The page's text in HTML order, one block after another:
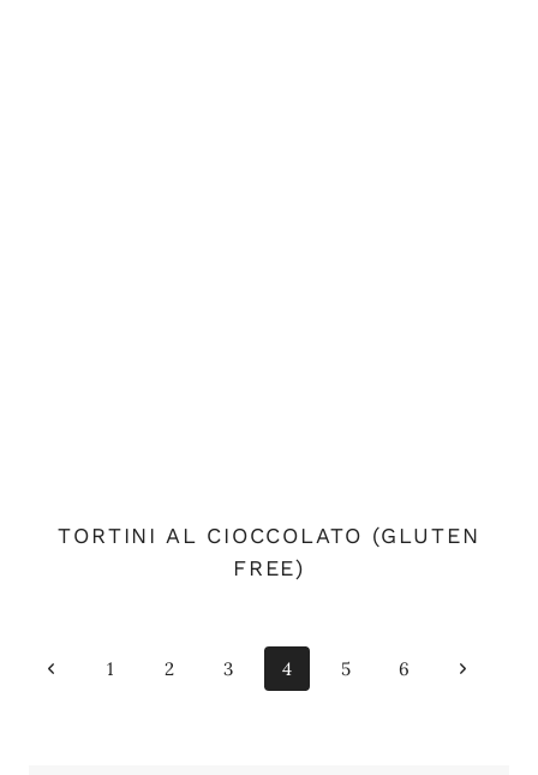
TORTINI AL CIOCCOLATO (GLUTEN
FREE)
Navigazione
Pagina
1 2 3 4 5 6
Pagina